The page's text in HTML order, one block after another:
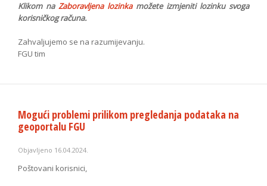
Klikom na Zaboravljena lozinkamožete izmjeniti lozinku svoga
korisničkog računa.
Zahvaljujemo se na razumijevanju.
FGU tim
Mogući problemi prilikom pregledanja podataka na
geoportalu FGU
Objavljeno 16.04.2024.
Poštovani korisnici,